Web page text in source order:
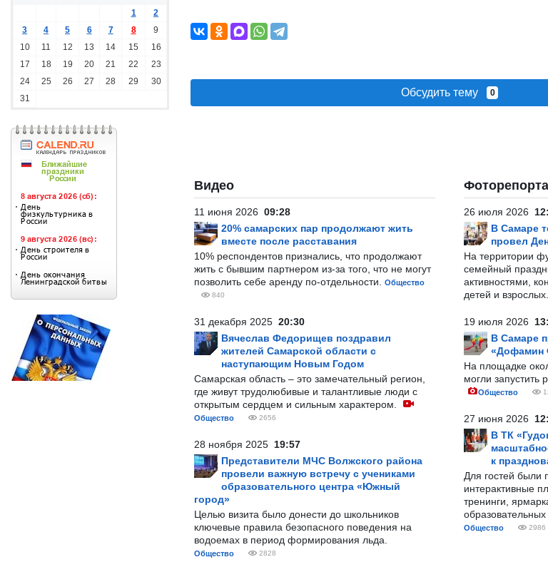
1
2
3
4 5 6 7 8
9
10
11 12 13 14 15
16
17
18 19 20 21 22
23
24
25 26 27 28 29
30
31
Обсудить тему 0
Видео
11 июня 2026 09:28
20% самарских пар продолжают жить
вместе после расставания
10% респондентов признались, что продолжают
жить с бывшим партнером из-за того, что не могут
позволить себе аренду по-отдельности.
Общество
840
31 декабря 2025 20:30
Вячеслав Федорищев поздравил
жителей Самарской области с
наступающим Новым Годом
Самарская область – это замечательный регион,
где живут трудолюбивые и талантливые люди с
открытым сердцем и сильным характером.
Общество 2656
28 ноября 2025 19:57
Представители МЧС Волжского района
провели важную встречу с учениками
образовательного центра «Южный
город»
Целью визита было донести до школьников
ключевые правила безопасного поведения на
водоемах в период формирования льда.
Общество 2828
26 июля 2026
В Самаре
провел
На территории
семейный
активностями,
детей и взрослых.
19 июля 2026
В Самаре
«Дофамин
На площадке
могли запустить
Общество
27 июня 2026
В ТК
к
Для гостей были
интерактивные
тренинги,
Общество 2986